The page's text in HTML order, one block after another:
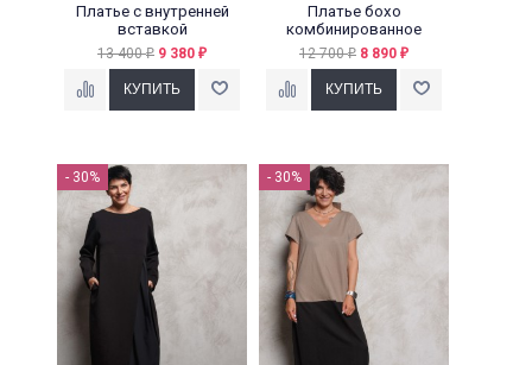
Платье с внутренней
вставкой
13 400₽ 9 380 ₽
Платье бохо
комбинированное
12 700₽ 8 890 ₽
- 30% - 30%